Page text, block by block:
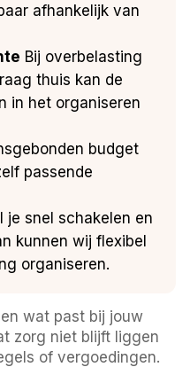
afhankelijk van
Bij overbelasting
thuis kan de
in het organiseren
budget
passende
je snel schakelen en
kunnen wij flexibel
organiseren.
wat past bij jouw
zorg niet blijft liggen
of vergoedingen.